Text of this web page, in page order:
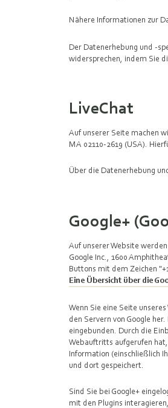
Nähere Informationen zur
Der Datenerhebung und -
widersprechen, indem Sie
LiveChat
Auf unserer Seite machen
MA 02110-2619 (USA).
Über die Datenerhebung
Google+
Auf unserer Website
Google Inc., 1600
Buttons mit dem Zeichen
Eine Übersicht über die
Wenn Sie eine Seite
den Servern von Google
eingebunden. Durch die
Webauftritts aufgerufen
Information (einschließlich
und dort gespeichert.
Sind Sie bei Google+
mit den Plugins